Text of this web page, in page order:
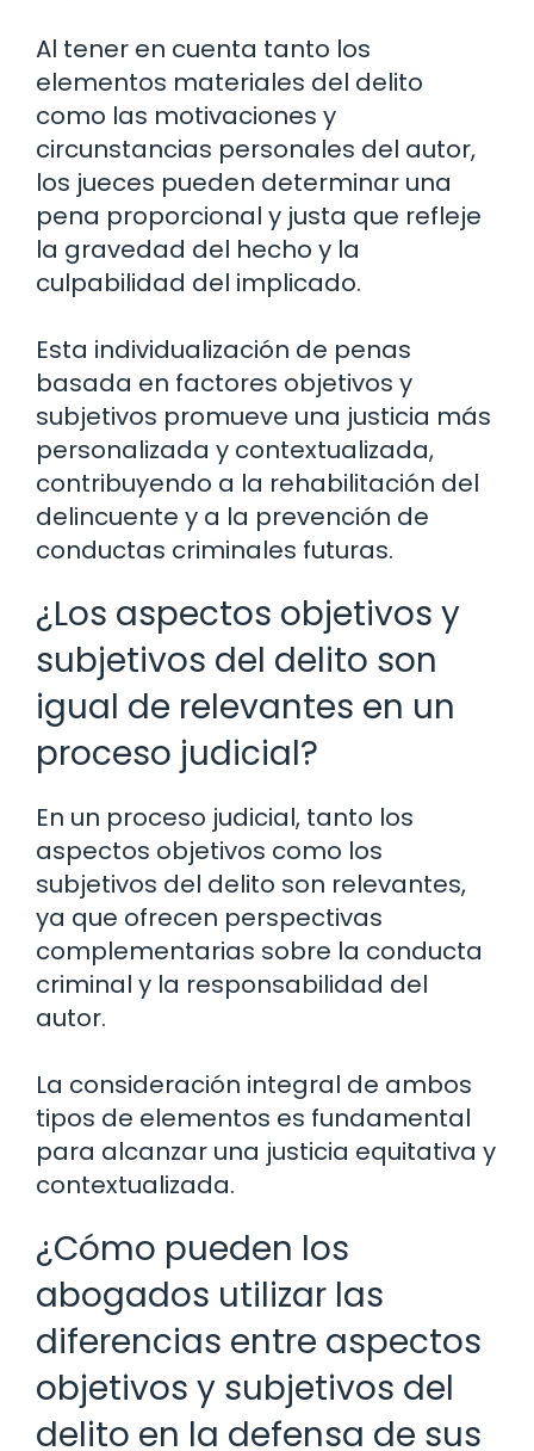
Al tener en cuenta tanto los
elementos materiales del delito
como las motivaciones y
circunstancias personales del autor,
los jueces pueden determinar una
pena proporcional y justa que refleje
la gravedad del hecho y la
culpabilidad del implicado.
Esta individualización de penas
basada en factores objetivos y
subjetivos promueve una justicia más
personalizada y contextualizada,
contribuyendo a la rehabilitación del
delincuente y a la prevención de
conductas criminales futuras.
¿Los aspectos objetivos y
subjetivos del delito son
igual de relevantes en un
proceso judicial?
En un proceso judicial, tanto los
aspectos objetivos como los
subjetivos del delito son relevantes,
ya que ofrecen perspectivas
complementarias sobre la conducta
criminal y la responsabilidad del
autor.
La consideración integral de ambos
tipos de elementos es fundamental
para alcanzar una justicia equitativa y
contextualizada.
¿Cómo pueden los
abogados utilizar las
diferencias entre aspectos
objetivos y subjetivos del
delito en la defensa de sus